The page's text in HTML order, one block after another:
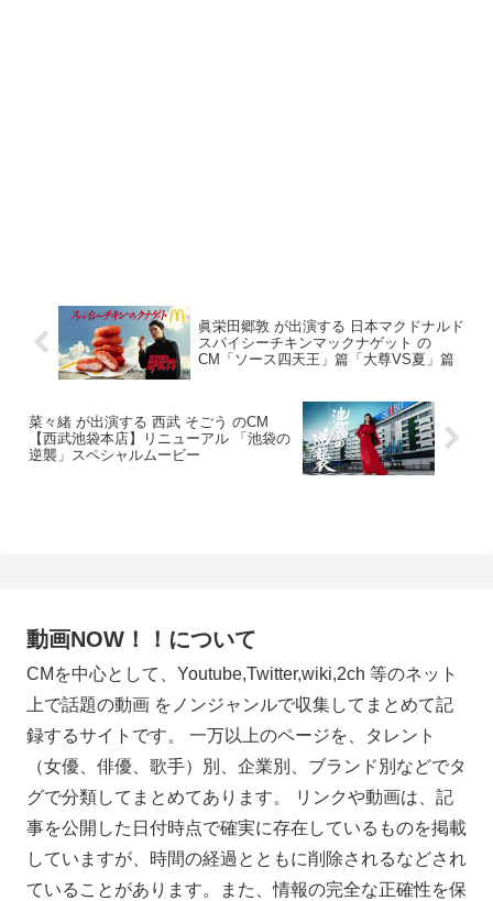
眞栄田郷敦 が出演する 日本マクドナルド
スパイシーチキンマックナゲット の
CM「ソース四天王」篇「大尊VS夏」篇
菜々緒 が出演する 西武 そごう のCM
【西武池袋本店】リニューアル 「池袋の
逆襲」スペシャルムービー
動画NOW！！について
CMを中心として、Youtube,Twitter,wiki,2ch 等のネット
上で話題の動画 をノンジャンルで収集してまとめて記
録するサイトです。 一万以上のページを、タレント
（女優、俳優、歌手）別、企業別、ブランド別などでタ
グで分類してまとめてあります。 リンクや動画は、記
事を公開した日付時点で確実に存在しているものを掲載
していますが、時間の経過とともに削除されるなどされ
ていることがあります。また、情報の完全な正確性を保